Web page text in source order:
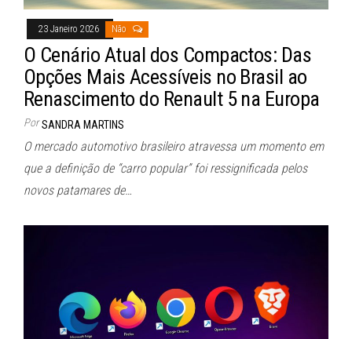
23 Janeiro 2026 Não
O Cenário Atual dos Compactos: Das
Opções Mais Acessíveis no Brasil ao
Renascimento do Renault 5 na Europa
Por SANDRA MARTINS
O mercado automotivo brasileiro atravessa um momento em
que a definição de “carro popular” foi ressignificada pelos
novos patamares de…